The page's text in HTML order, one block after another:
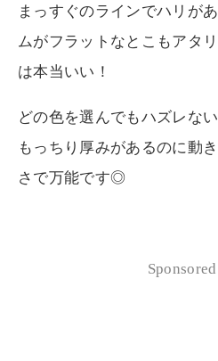
まっすぐのラインでハリが
ムがフラットなとこもアタ
は本当いい！
どの色を選んでもハズレな
もっちり厚みがあるのに動
さで万能です◎